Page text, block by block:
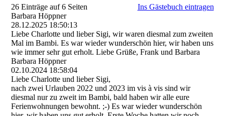
26 Einträge auf 6 Seiten
Ins Gästebuch eintragen
Barbara Höppner
28.12.2025 18:50:13
Liebe Charlotte und lieber Sigi, wir waren diesmal zum zweiten
Mal im Bambi. Es war wieder wunderschön hier, wir haben uns
wie immer sehr gut erholt. Liebe Grüße, Frank und Barbara
Barbara Höppner
02.10.2024 18:58:04
Liebe Charlotte und lieber Sigi,
nach zwei Urlauben 2022 und 2023 im vis à vis sind wir
diesmal nur zu zweit im Bambi, bald haben wir alle eure
Ferienwohnungen bewohnt. ;-) Es war wieder wunderschön